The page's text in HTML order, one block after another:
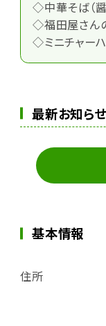
◇中華そば（醤
◇福田屋さん
◇ミニチャー
最新お知らせ
基本情報
住所